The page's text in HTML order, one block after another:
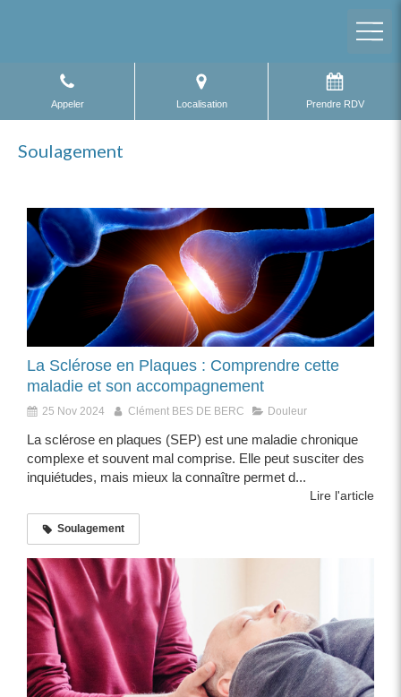
Appeler Localisation Prendre RDV
Soulagement
La Sclérose en Plaques : Comprendre cette
maladie et son accompagnement
25 Nov 2024 Clément BES DE BERC Douleur
La sclérose en plaques (SEP) est une maladie chronique
complexe et souvent mal comprise. Elle peut susciter des
inquiétudes, mais mieux la connaître permet d...
Lire l'article
Soulagement